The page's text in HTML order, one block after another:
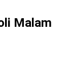
Malam